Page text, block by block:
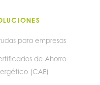
para empresas
de Ahorro
(CAE)